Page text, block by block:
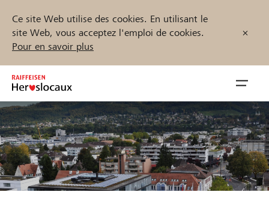
Ce site Web utilise des cookies. En utilisant le
site Web, vous acceptez l'emploi de cookies.
Pour en savoir plus
Inhalt
springen
öffnen
Trouvez des projets et des organisations
Démarrez maintenant